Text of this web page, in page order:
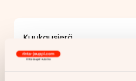
Kuukausierä
Näytähintaerittely